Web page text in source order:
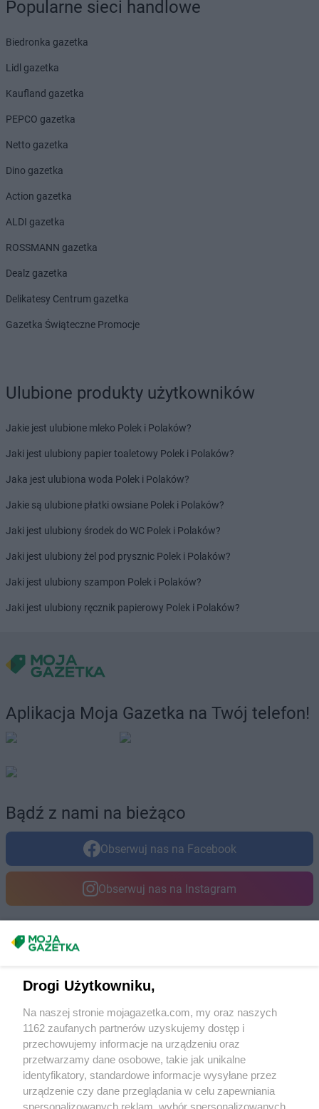
Popularne sieci handlowe
Biedronka gazetka
Lidl gazetka
Kaufland gazetka
PEPCO gazetka
Netto gazetka
Dino gazetka
Action gazetka
ALDI gazetka
ROSSMANN gazetka
Dealz gazetka
Delikatesy Centrum gazetka
Gazetka Świąteczne Promocje
Ulubione produkty użytkowników
Jakie jest ulubione mleko Polek i Polaków?
Jaki jest ulubiony papier toaletowy Polek i Polaków?
Jaka jest ulubiona woda Polek i Polaków?
Jakie są ulubione płatki owsiane Polek i Polaków?
Jaki jest ulubiony środek do WC Polek i Polaków?
Jaki jest ulubiony żel pod prysznic Polek i Polaków?
Jaki jest ulubiony szampon Polek i Polaków?
Jaki jest ulubiony ręcznik papierowy Polek i Polaków?
Aplikacja Moja Gazetka na Twój telefon!
Bądź z nami na bieżąco
Obserwuj nas na Facebook
Obserwuj nas na Instagram
Masz sugestie lub pytania?
Współpraca z nami
Zobacz szczegóły
Retail Radar – analiza rynku
Wasze ulubione produkty
Drogi Użytkowniku,
Na naszej stronie mojagazetka.com, my oraz naszych
1162 zaufanych partnerów uzyskujemy dostęp i
przechowujemy informacje na urządzeniu oraz
przetwarzamy dane osobowe, takie jak unikalne
identyfikatory, standardowe informacje wysyłane przez
urządzenie czy dane przeglądania w celu zapewniania
spersonalizowanych reklam, wybór spersonalizowanych